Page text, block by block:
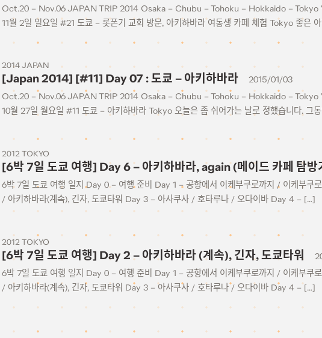
Oct.20 – Nov.06 JAPAN TRIP 2014 Osaka – Chubu – Tohoku – Hokkaido –
11월 2일 일요일 #21 도쿄 – 롯폰기 교회 방문, 아키하바라 여동생 카페 체험 Tokyo 좋은
2014 JAPAN
[Japan 2014] [#11] Day 07 : 도쿄 – 아키하바라
2015/01/03
Oct.20 – Nov.06 JAPAN TRIP 2014 Osaka – Chubu – Tohoku – Hokkaido –
10월 27일 월요일 #11 도쿄 – 아키하바라 Tokyo 오늘은 좀 쉬어가는 날로 정했습니다. 그
2012 TOKYO
[6박 7일 도쿄 여행] Day 6 – 아키하바라, again (메이드 카페 탐방
6박 7일 도쿄 여행 일지 Day 0 – 여행 준비 Day 1 – 공항에서 이케부쿠로까지 / 이케부쿠
/ 아키하바라(계속), 긴자, 도쿄타워 Day 3 – 아사쿠사 / 호타루나 / 오다이바 Day 4 – […]
2012 TOKYO
[6박 7일 도쿄 여행] Day 2 – 아키하바라 (계속), 긴자, 도쿄타워
6박 7일 도쿄 여행 일지 Day 0 – 여행 준비 Day 1 – 공항에서 이케부쿠로까지 / 이케부쿠
/ 아키하바라(계속), 긴자, 도쿄타워 Day 3 – 아사쿠사 / 호타루나 / 오다이바 Day 4 – […]